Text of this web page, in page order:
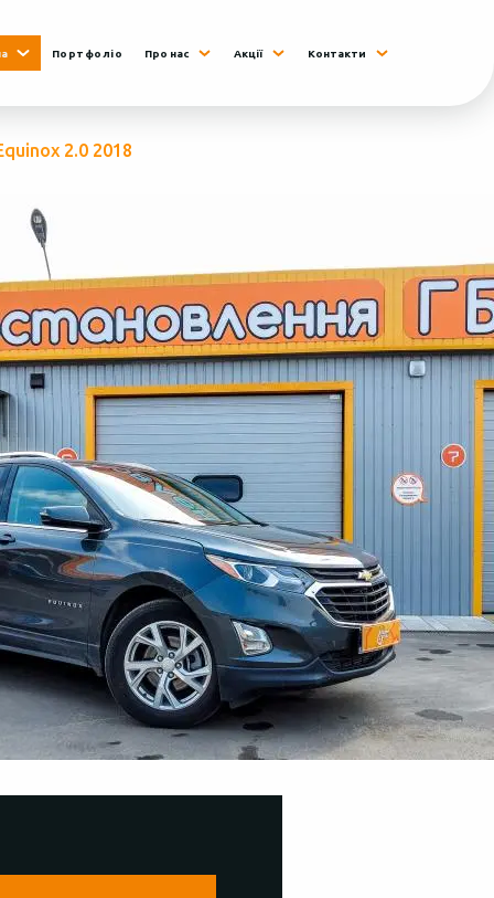
Портфоліо Про нас Акції Контакти
2.0 2018